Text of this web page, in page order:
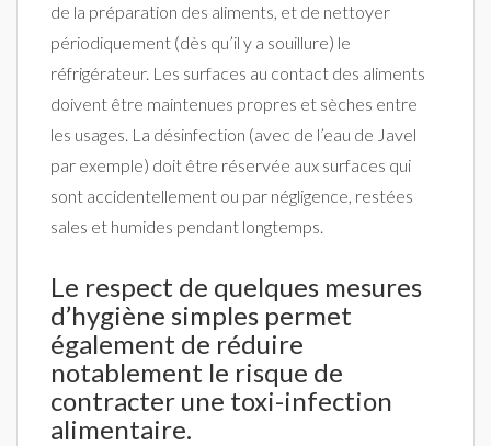
de la préparation des aliments, et de nettoyer
périodiquement (dès qu’il y a souillure) le
réfrigérateur. Les surfaces au contact des aliments
doivent être maintenues propres et sèches entre
les usages. La désinfection (avec de l’eau de Javel
par exemple) doit être réservée aux surfaces qui
sont accidentellement ou par négligence, restées
sales et humides pendant longtemps.
Le respect de quelques mesures
d’hygiène simples permet
également de réduire
notablement le risque de
contracter une toxi-infection
alimentaire.